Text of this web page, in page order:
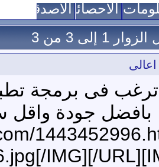
عني
الاحصائياتالأصدقاء
1 إلى
3من3
فى برمجة
بافضل جودة واقل